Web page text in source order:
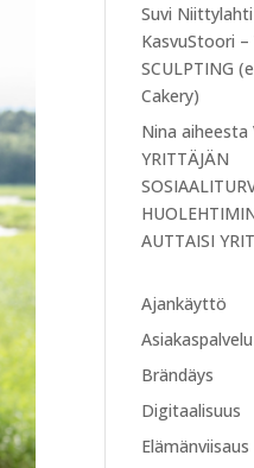
Suvi Niittylahti
KasvuStoori –
SCULPTING
Cakery)
Nina aiheesta
YRITTÄJÄN
AUTTAISI
Ajankäyttö
Asiakaspalvelu
Brändäys
Digitaalisuus
Elämänviisaus